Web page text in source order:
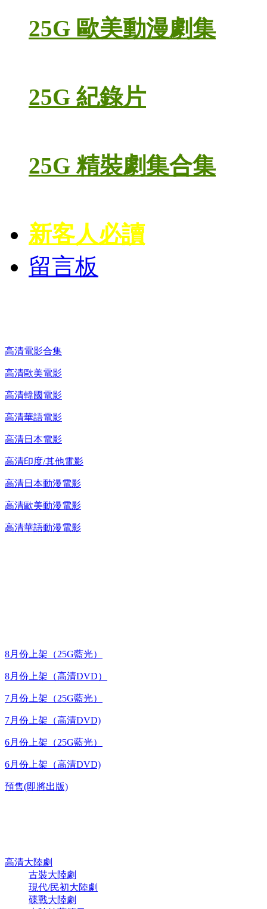
25G 歐美動漫劇集
25G 紀錄片
25G 精裝劇集合集
新客人必讀
留言板
高清電影合集
高清歐美電影
高清韓國電影
高清華語電影
高清日本電影
高清印度/其他電影
高清日本動漫電影
高清歐美動漫電影
高清華語動漫電影
8月份上架（25G藍光）
8月份上架（高清DVD）
7月份上架（25G藍光）
7月份上架（高清DVD)
6月份上架（25G藍光）
6月份上架（高清DVD)
預售(即將出版)
高清大陸劇
古裝大陸劇
現代/民初大陸劇
碟戰大陸劇